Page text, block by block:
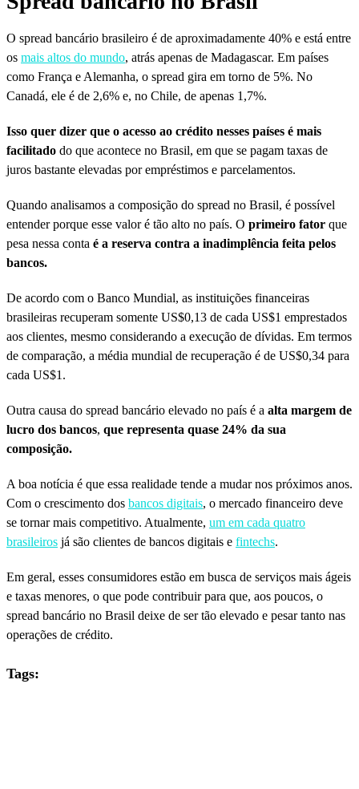
O spread bancário brasileiro é de aproximadamente 40% e está entre
os mais altos do mundo, atrás apenas de Madagascar. Em países
como França e Alemanha, o spread gira em torno de 5%. No
Canadá, ele é de 2,6% e, no Chile, de apenas 1,7%.
Isso quer dizer que o acesso ao crédito nesses países é mais
facilitado do que acontece no Brasil, em que se pagam taxas de
juros bastante elevadas por empréstimos e parcelamentos.
Quando analisamos a composição do spread no Brasil, é possível
entender porque esse valor é tão alto no país. O primeiro fator que
pesa nessa conta é a reserva contra a inadimplência feita pelos
bancos.
De acordo com o Banco Mundial, as instituições financeiras
brasileiras recuperam somente US$0,13 de cada US$1 emprestados
aos clientes, mesmo considerando a execução de dívidas. Em termos
de comparação, a média mundial de recuperação é de US$0,34 para
cada US$1.
Outra causa do spread bancário elevado no país é a alta margem de
lucro dos bancos, que representa quase 24% da sua
composição.
A boa notícia é que essa realidade tende a mudar nos próximos anos.
Com o crescimento dos bancos digitais, o mercado financeiro deve
se tornar mais competitivo. Atualmente, um em cada quatro
brasileiros já são clientes de bancos digitais e fintechs.
Em geral, esses consumidores estão em busca de serviços mais ágeis
e taxas menores, o que pode contribuir para que, aos poucos, o
spread bancário no Brasil deixe de ser tão elevado e pesar tanto nas
operações de crédito.
Tags: